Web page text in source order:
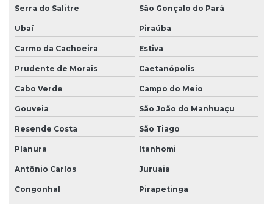
Serra do Salitre São Gonçalo do Pará
Ubaí Piraúba
Carmo da Cachoeira Estiva
Prudente de Morais Caetanópolis
Cabo Verde Campo do Meio
Gouveia São João do Manhuaçu
Resende Costa São Tiago
Planura Itanhomi
Antônio Carlos Juruaia
Congonhal Pirapetinga